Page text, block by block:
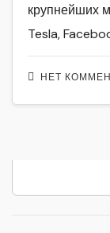
НЕТ
крупнейших
Tesla,